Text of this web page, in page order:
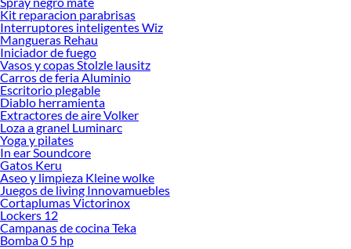
Encuentra todo lo necesario para tus proyectos de renovación y decoración.
¡Visítanos y haz tus ideas realidad!
Kit reparacion parabrisas
Interruptores inteligentes Wiz
Mangueras Rehau
Iniciador de fuego
Vasos y copas Stolzle lausitz
Carros de feria Aluminio
Escritorio plegable
Diablo herramienta
Extractores de aire Volker
Loza a granel Luminarc
Yoga y pilates
In ear Soundcore
Gatos Keru
Aseo y limpieza Kleine wolke
Juegos de living Innovamuebles
Cortaplumas Victorinox
Lockers 12
Campanas de cocina Teka
Bomba 0 5 hp